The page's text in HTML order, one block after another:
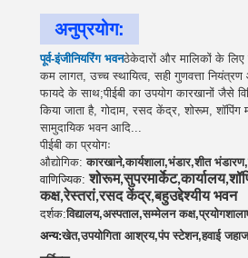
अनुप्रयोग:
पूर्व-इंजीनियरिंग भवनठेकेदारों और मालिकों के
कम लागत, उच्च स्थायित्व, सही गुणवत्ता
फायदे के साथ;पीईबी का उपयोग कारखानों जैसे
किया जाता है, गोदाम, रसद केंद्र, शोरूम,
सामुदायिक भवन आदि...
पीईबी का प्रयोगः
औद्योगिक: कारखाने,कार्यशाला,भंडार,शीत भंडारण,
वाणिज्यिक: शोरूम,सुपरमार्केट,कार्यालय,
कक्ष,रेस्तरां,रसद केंद्र,बहुउद्देश्यीय भवन
दर्शक:विद्यालय,अस्पताल,सम्मेलन कक्ष,
अन्य:खेत,उपयोगिता आश्रय,पंप स्टेशन,हवाई